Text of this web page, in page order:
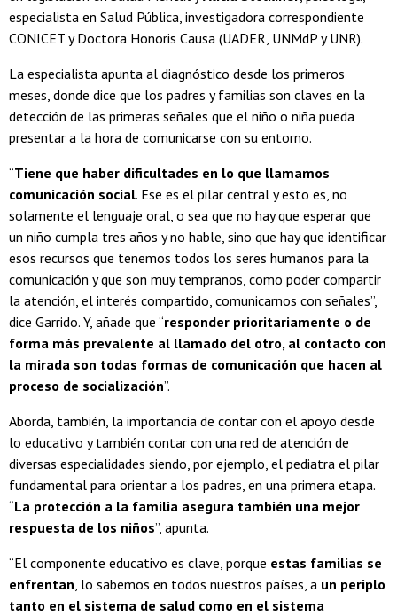
especialista en Salud Pública, investigadora correspondiente
CONICET y Doctora Honoris Causa (UADER, UNMdP y UNR).
La especialista apunta al diagnóstico desde los primeros
meses, donde dice que los padres y familias son claves en la
detección de las primeras señales que el niño o niña pueda
presentar a la hora de comunicarse con su entorno.
“Tiene que haber dificultades en lo que llamamos
comunicación social. Ese es el pilar central y esto es, no
solamente el lenguaje oral, o sea que no hay que esperar que
un niño cumpla tres años y no hable, sino que hay que identificar
esos recursos que tenemos todos los seres humanos para la
comunicación y que son muy tempranos, como poder compartir
la atención, el interés compartido, comunicarnos con señales”,
dice Garrido. Y, añade que “responder prioritariamente o de
forma más prevalente al llamado del otro, al contacto con
la mirada son todas formas de comunicación que hacen al
proceso de socialización”.
Aborda, también, la importancia de contar con el apoyo desde
lo educativo y también contar con una red de atención de
diversas especialidades siendo, por ejemplo, el pediatra el pilar
fundamental para orientar a los padres, en una primera etapa.
“La protección a la familia asegura también una mejor
respuesta de los niños”, apunta.
“El componente educativo es clave, porque estas familias se
enfrentan, lo sabemos en todos nuestros países, a un periplo
tanto en el sistema de salud como en el sistema